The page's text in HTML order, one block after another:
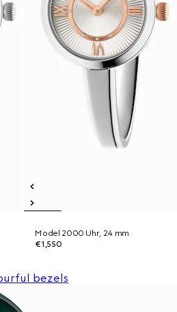
Model 2000 Uhr, 24 mm
€1,550